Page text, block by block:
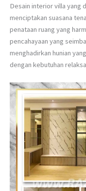
Desain interior villa yang
menciptakan suasana
penataan ruang yang
pencahayaan yang
menghadirkan hunian
dengan kebutuhan